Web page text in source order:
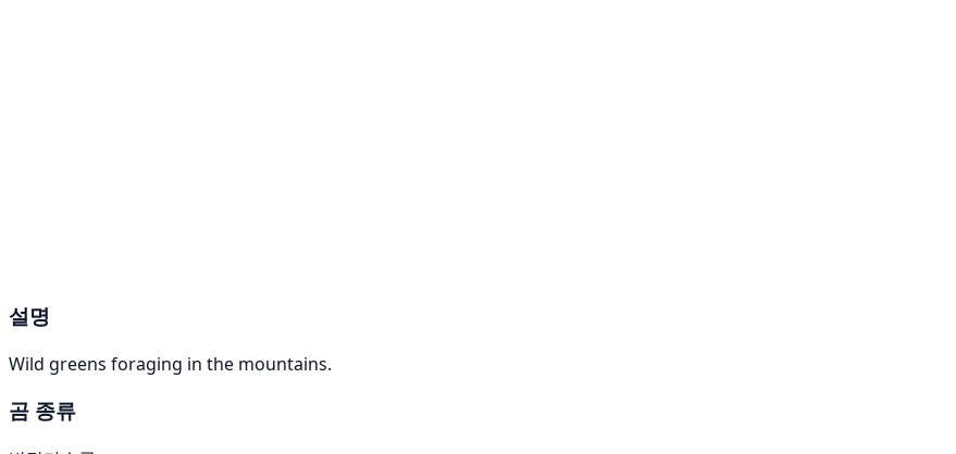
설명
Wild greens foraging in the mountains.
곰 종류